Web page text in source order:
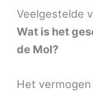
Veelgestelde
Wat is het
de Mol?
Het